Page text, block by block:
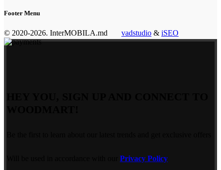
Footer Menu
© 2020-2026. InterMOBILA.md vadstudio & iSEO
Privacy Policy